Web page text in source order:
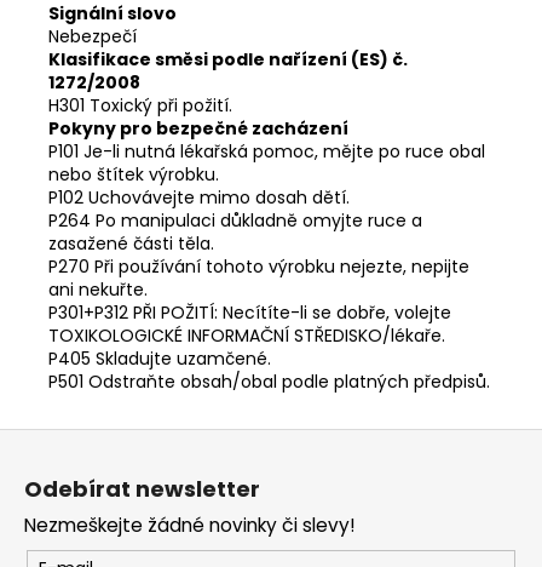
Signální slovo
Nebezpečí
Klasifikace směsi podle nařízení (ES) č.
1272/2008
H301 Toxický při požití.
Pokyny pro bezpečné zacházení
P101 Je-li nutná lékařská pomoc, mějte po ruce obal
nebo štítek výrobku.
P102 Uchovávejte mimo dosah dětí.
P264 Po manipulaci důkladně omyjte ruce a
zasažené části těla.
P270 Při používání tohoto výrobku nejezte, nepijte
ani nekuřte.
P301+P312 PŘI POŽITÍ: Necítíte-li se dobře, volejte
TOXIKOLOGICKÉ INFORMAČNÍ STŘEDISKO/lékaře.
P405 Skladujte uzamčené.
P501 Odstraňte obsah/obal podle platných předpisů.
Odebírat newsletter
Nezmeškejte žádné novinky či slevy!